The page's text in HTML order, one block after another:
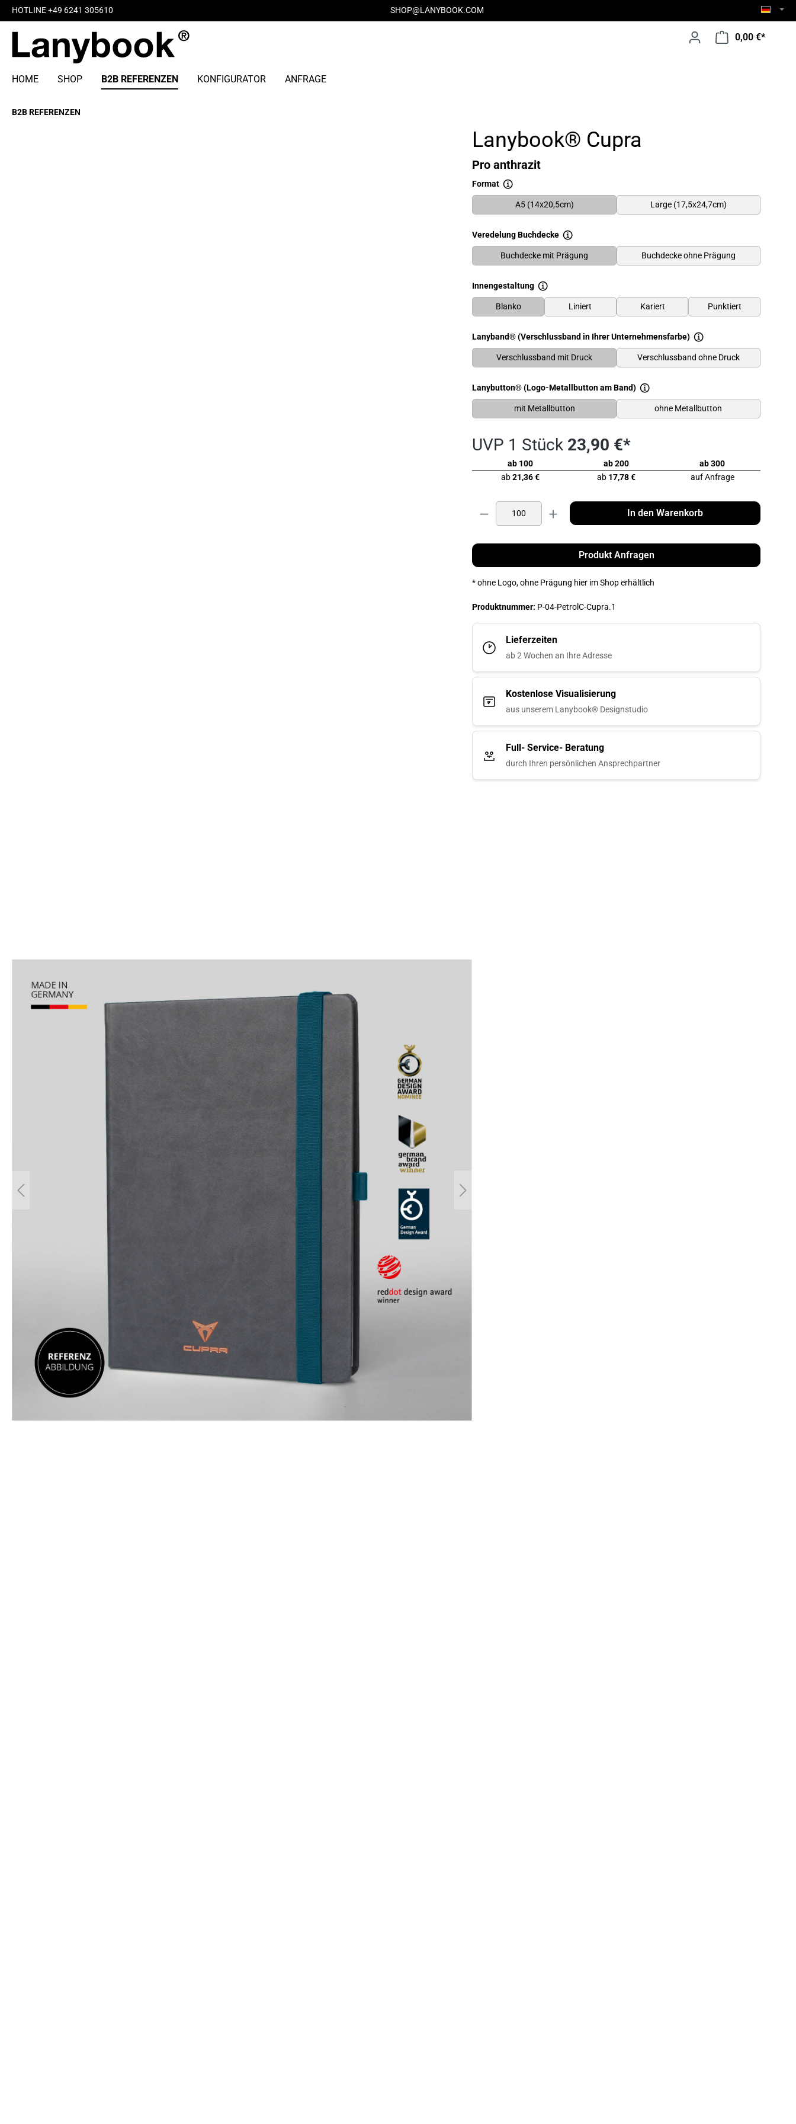
HOTLINE +49 6241 305610 SHOP@LANYBOOK.COM
0,00 €*
HOME SHOP B2B REFERENZEN KONFIGURATOR ANFRAGE
B2B REFERENZEN
Lanybook® Cupra
Pro anthrazit
Format
A5 (14x20,5cm) Large (17,5x24,7cm)
Veredelung Buchdecke
Buchdecke mit Prägung Buchdecke ohne Prägung
Innengestaltung
Blanko Liniert Kariert Punktiert
Lanyband® (Verschlussband in Ihrer Unternehmensfarbe)
Verschlussband mit Druck Verschlussband ohne Druck
Lanybutton® (Logo-Metallbutton am Band)
mit Metallbutton ohne Metallbutton
UVP 1 Stück 23,90 €*
ab 100 ab 200
ab 300
ab21,36 € ab 17,78 € auf Anfrage
In den Warenkorb
Produkt Anfragen
* ⁠ohne Logo, ohne Prägung hier im Shop erhältlich
Produktnummer: P-04-PetrolC-Cupra.1
Lieferzeiten
ab 2 Wochen an Ihre Adresse
Kostenlose Visualisierung
aus unserem Lanybook® Designstudio
Full- Service- Beratung
durch Ihren persönlichen Ansprechpartner